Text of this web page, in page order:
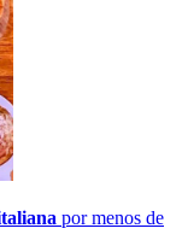
por menos de